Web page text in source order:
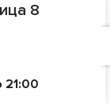
8
21:00